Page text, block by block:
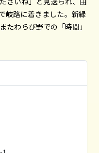
岐路に着きました。新緑
たわらび野での「時間」